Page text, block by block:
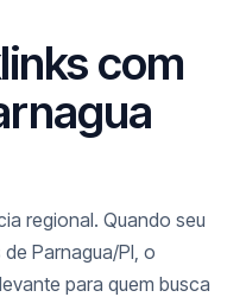
com
regional. Quando seu
Parnagua/PI, o
para quem busca